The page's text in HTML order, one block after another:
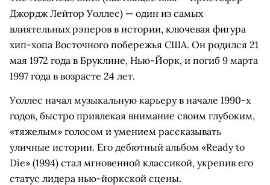
Джордж Лейтор Уоллес) — один из самых
влиятельных рэперов в истории, ключевая фигура
хип-хопа Восточного побережья США. Он родился 21
мая 1972 года в Бруклине, Нью-Йорк, и погиб 9 марта
1997 года в возрасте 24 лет.
Уоллес начал музыкальную карьеру в начале 1990-х
годов, быстро привлекая внимание своим глубоким,
«тяжелым» голосом и умением рассказывать
уличные истории. Его дебютный альбом «Ready to
Die» (1994) стал мгновенной классикой, укрепив его
статус лидера нью-йоркской сцены.